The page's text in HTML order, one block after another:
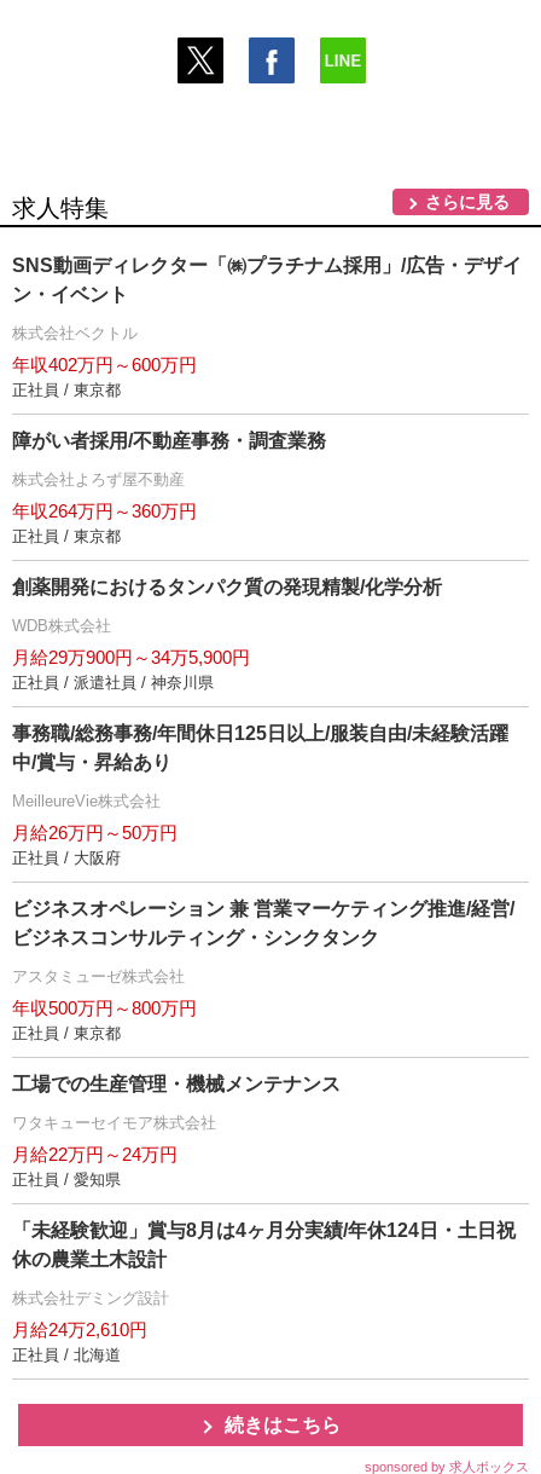
求人特集 さらに見る
SNS動画ディレクター「㈱プラチナム採用」/広告・デザイ
ン・イベント
株式会社ベクトル
年収402万円～600万円
正社員 / 東京都
障がい者採用/不動産事務・調査業務
株式会社よろず屋不動産
年収264万円～360万円
正社員 / 東京都
創薬開発におけるタンパク質の発現精製/化学分析
WDB株式会社
月給29万900円～34万5,900円
正社員 / 派遣社員 / 神奈川県
事務職/総務事務/年間休日125日以上/服装自由/未経験活躍
中/賞与・昇給あり
MeilleureVie株式会社
月給26万円～50万円
正社員 / 大阪府
ビジネスオペレーション 兼 営業マーケティング推進/経営/
ビジネスコンサルティング・シンクタンク
アスタミューゼ株式会社
年収500万円～800万円
正社員 / 東京都
工場での生産管理・機械メンテナンス
ワタキューセイモア株式会社
月給22万円～24万円
正社員 / 愛知県
「未経験歓迎」賞与8月は4ヶ月分実績/年休124日・土日祝
休の農業土木設計
株式会社デミング設計
月給24万2,610円
正社員 / 北海道
続きはこちら
sponsored by 求人ボックス